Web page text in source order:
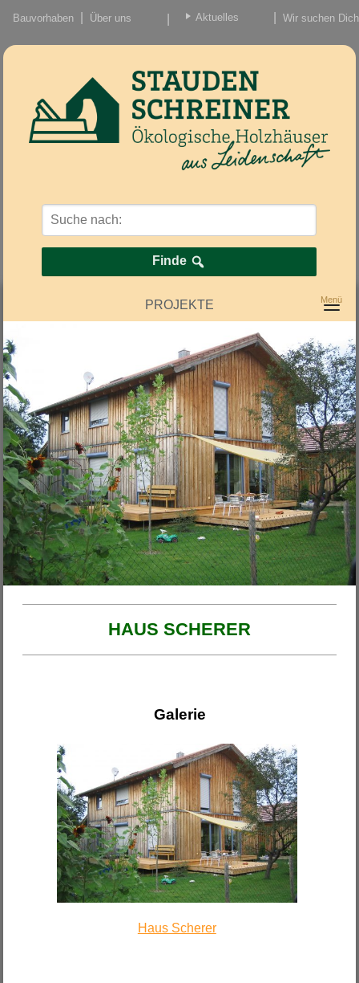
Bauvorhaben Über uns
Aktuelles
Nachrichten/Einzug
Wir suchen
Finde
PROJEKTE
Unsere Projekte
2026
Haus am Ende der Rosengasse
Anbau Michl
Anbau Handfest
Haus Wirth - Großkinsky
Haus Franzi
HAUS SCHERER
Galerie
Haus Scherer